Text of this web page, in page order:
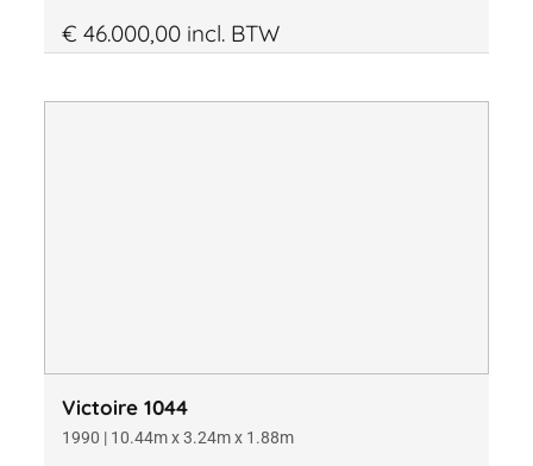
€ 46.000,00 incl. BTW
Victoire 1044
1990 | 10.44m x 3.24m x 1.88m